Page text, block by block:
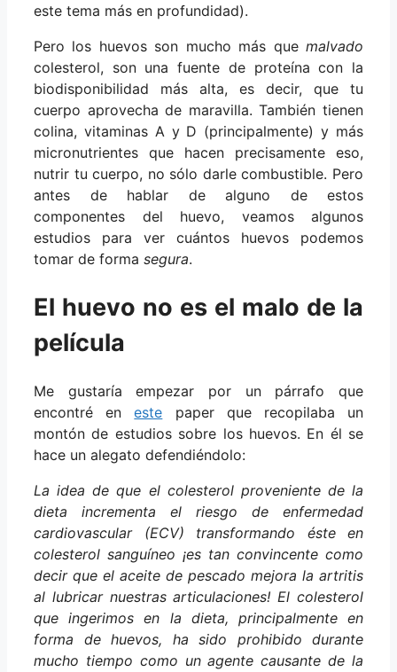
este tema más en profundidad).
Pero los huevos son mucho más que malvado
colesterol, son una fuente de proteína con la
biodisponibilidad más alta, es decir, que tu
cuerpo aprovecha de maravilla. También tienen
colina, vitaminas A y D (principalmente) y más
micronutrientes que hacen precisamente eso,
nutrir tu cuerpo, no sólo darle combustible. Pero
antes de hablar de alguno de estos
componentes del huevo, veamos algunos
estudios para ver cuántos huevos podemos
tomar de forma segura.
El huevo no es el malo de la
película
Me gustaría empezar por un párrafo que
encontré eneste paper que recopilaba un
montón de estudios sobre los huevos. En él se
hace un alegato defendiéndolo:
La idea de que el colesterol proveniente de la
dieta incrementa el riesgo de enfermedad
cardiovascular (ECV) transformando éste en
colesterol sanguíneo ¡es tan convincente como
decir que el aceite de pescado mejora la artritis
al lubricar nuestras articulaciones! El colesterol
que ingerimos en la dieta, principalmente en
forma de huevos, ha sido prohibido durante
mucho tiempo como un agente causante de la